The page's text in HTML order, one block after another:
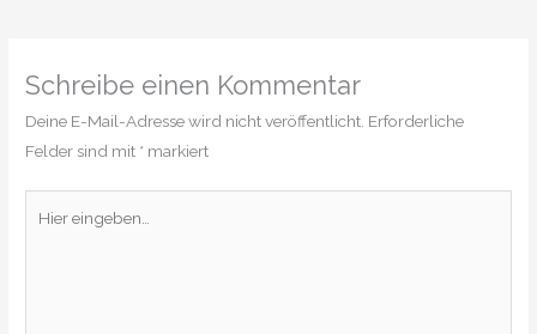
Schreibe einen Kommentar
Deine E-Mail-Adresse wird nicht veröffentlicht. Erforderliche
Felder sind mit * markiert
eingeben…